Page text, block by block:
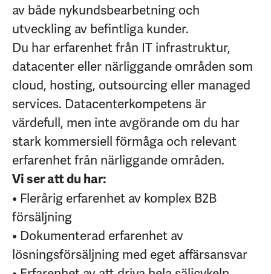
av både nykundsbearbetning och
utveckling av befintliga kunder.
Du har erfarenhet från IT infrastruktur,
datacenter eller närliggande områden som
cloud, hosting, outsourcing eller managed
services. Datacenterkompetens är
värdefull, men inte avgörande om du har
stark kommersiell förmåga och relevant
erfarenhet från närliggande områden.
Vi ser att du har:
• Flerårig erfarenhet av komplex B2B
försäljning
• Dokumenterad erfarenhet av
lösningsförsäljning med eget affärsansvar